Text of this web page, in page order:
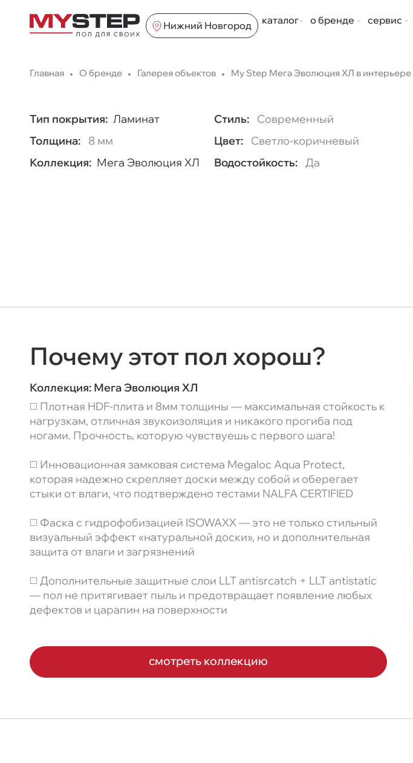
Нижний Новгород каталог о бренде сервис
Главная О бренде Галерея объектов My Step Мега Эволюция ХЛ в интерьере
Тип покрытия: Ламинат Стиль:
Современный
Толщина:
8 мм Цвет:
Светло-коричневый
Коллекция: Мега Эволюция ХЛ Водостойкость: Да
Почему этот пол хорош?
Коллекция: Мега Эволюция ХЛ
◻️ Плотная HDF-плита и 8мм толщины — максимальная стойкость к
нагрузкам, отличная звукоизоляция и никакого прогиба под
ногами. Прочность, которую чувствуешь с первого шага!
◻️ Инновационная замковая система Megaloc Aqua Protect,
которая надежно скрепляет доски между собой и оберегает
стыки от влаги, что подтверждено тестами NALFA CERTIFIED
◻️ Фаска с гидрофобизацией ISOWAXX — это не только стильный
визуальный эффект «натуральной доски», но и дополнительная
защита от влаги и загрязнений
◻️ Дополнительные защитные слои LLT antisrcatch + LLT antistatic
— пол не притягивает пыль и предотвращает появление любых
дефектов и царапин на поверхности
смотреть коллекцию